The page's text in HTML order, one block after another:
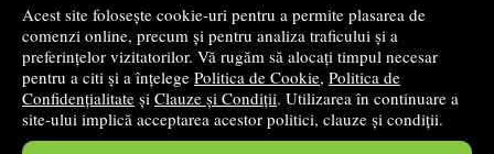
Acest site folosește cookie-uri pentru a permite plasarea de
comenzi online, precum și pentru analiza traficului și a
preferințelor vizitatorilor. Vă rugăm să alocați timpul necesar
pentru a citi și a înțelege Politica de Cookie, Politica de
Confidențialitate și Clauze și Condiții. Utilizarea în continuare a
site-ului implică acceptarea acestor politici, clauze și condiții.
...toate știrile
© 2008 - 2026S.C. MG NET DISTRIBUTION S.R.L.
Magazin onlinecreat deVital Soft